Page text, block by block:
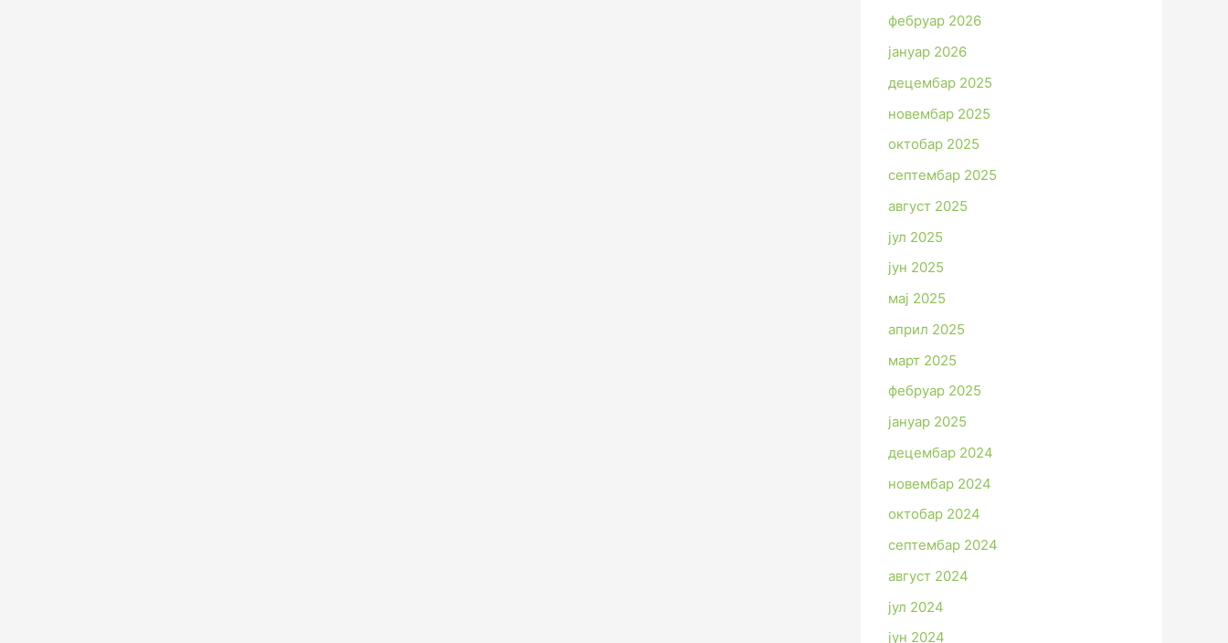
фебруар 2026
јануар 2026
децембар 2025
новембар 2025
октобар 2025
септембар 2025
август 2025
јул 2025
јун 2025
мај 2025
април 2025
март 2025
фебруар 2025
јануар 2025
децембар 2024
новембар 2024
октобар 2024
септембар 2024
август 2024
јул 2024
јун 2024